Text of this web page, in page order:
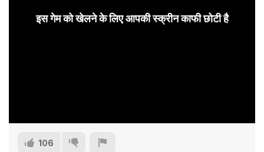
इस गेम को खेलने के लिए आपकी स्क्रीन काफी छोटी है
106